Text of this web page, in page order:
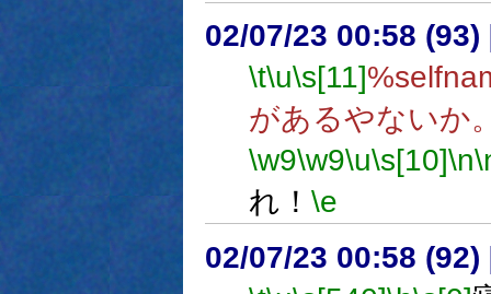
02/07/23 00:58 (93)
\t\u\s[11]
があるやないか
\w9\w9\u\s[10]\n
れ！ \e
02/07/23 00:58 (92)